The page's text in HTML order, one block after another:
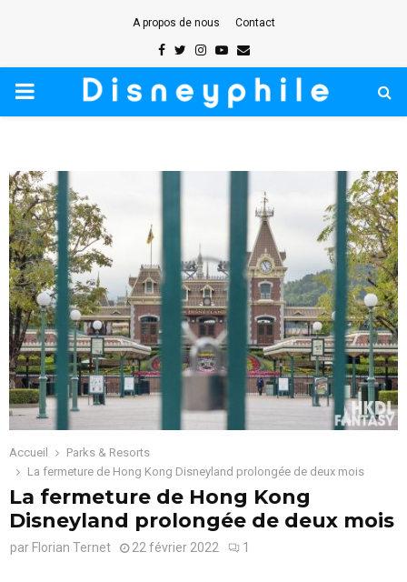
A propos de nous Contact
Facebook
TwitterInstagram
Youtube
Email
PRIMARY
Accueil
Parks & Resorts
La fermeture de Hong Kong Disneyland prolongée de deux mois
La fermeture de Hong Kong
Disneyland prolongée de deux mois
par Florian Ternet 22 février 2022 1